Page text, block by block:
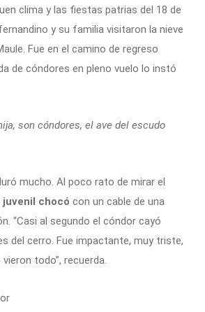
clima y las fiestas patrias del 18 de
y su familia visitaron la nieve
Fue en el camino de regreso
de cóndores en pleno vuelo lo instó
son cóndores, el ave del escudo
mucho. Al poco rato de mirar el
juvenil chocó con un cable de una
“Casi al segundo el cóndor cayó
del cerro. Fue impactante, muy triste,
todo”, recuerda.